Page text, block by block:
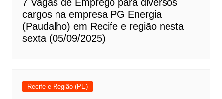
7 Vagas de Emprego para diversos
cargos na empresa PG Energia
(Paudalho) em Recife e região nesta
sexta (05/09/2025)
Recife e Região (PE)